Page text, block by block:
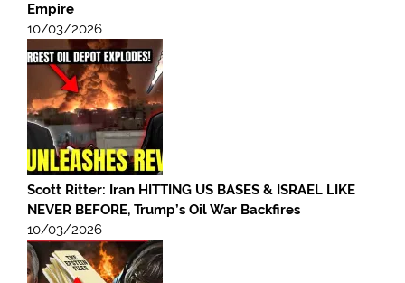
Empire
10/03/2026
Scott Ritter: Iran HITTING US BASES & ISRAEL LIKE
NEVER BEFORE, Trump’s Oil War Backfires
10/03/2026